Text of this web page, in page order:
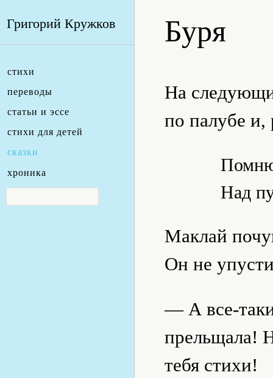
Григорий Кружков
стихи
переводы
статьи и эссе
стихи для детей
сказки
хроника
Буря
На
по палубе и,
Над
Маклай
Он не
— А все-
прельщала!
тебя стихи!